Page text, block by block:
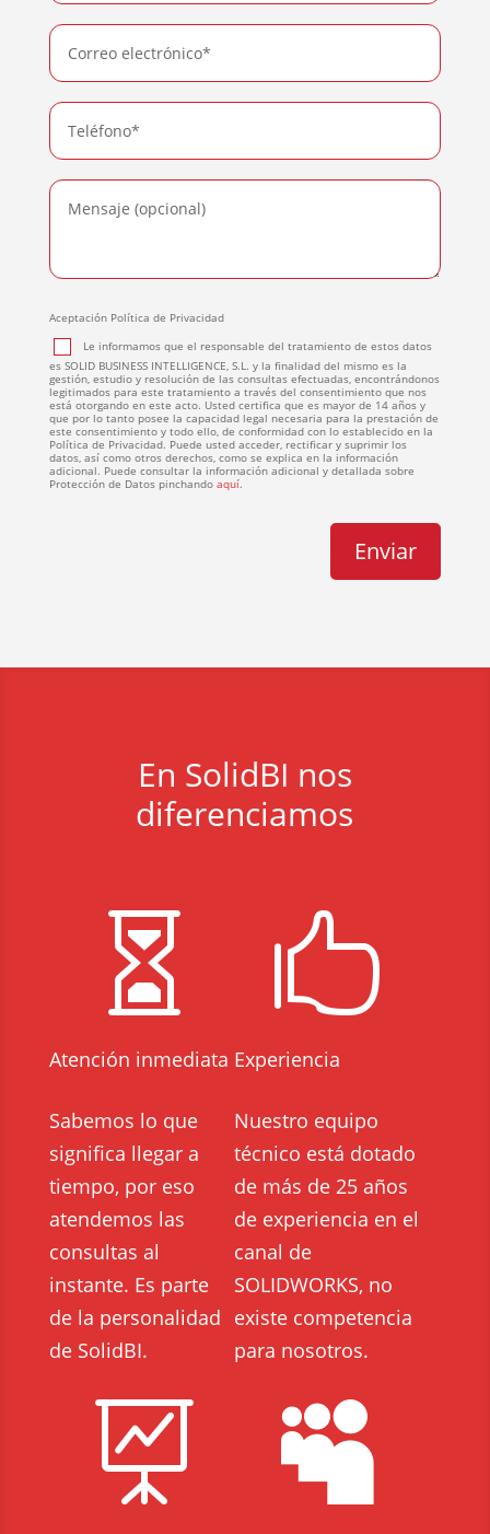
Aceptación Política de Privacidad
Le informamos que el responsable del tratamiento de estos datos
es SOLID BUSINESS INTELLIGENCE, S.L. y la finalidad del mismo es la
gestión, estudio y resolución de las consultas efectuadas, encontrándonos
legitimados para este tratamiento a través del consentimiento que nos
está otorgando en este acto. Usted certifica que es mayor de 14 años y
que por lo tanto posee la capacidad legal necesaria para la prestación de
este consentimiento y todo ello, de conformidad con lo establecido en la
Política de Privacidad. Puede usted acceder, rectificar y suprimir los
datos, así como otros derechos, como se explica en la información
adicional. Puede consultar la información adicional y detallada sobre
Protección de Datos pinchando aquí.
En SolidBI nos
diferenciamos

Atención inmediata
Sabemos lo que
significa llegar a
tiempo, por eso
atendemos las
consultas al
instante. Es parte
de la personalidad
de SolidBI.

Experiencia
Nuestro equipo
técnico está dotado
de más de 25 años
de experiencia en el
canal de
SOLIDWORKS, no
existe competencia
para nosotros.
 